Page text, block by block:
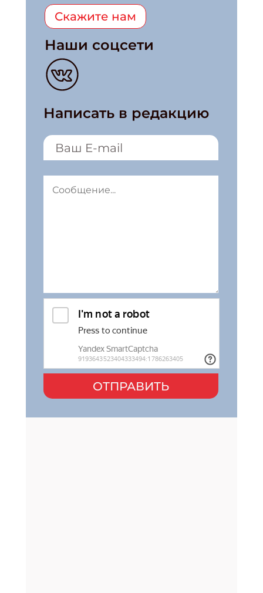
Скажите нам
Наши соцсети
Написать в редакцию
ОТПРАВИТЬ